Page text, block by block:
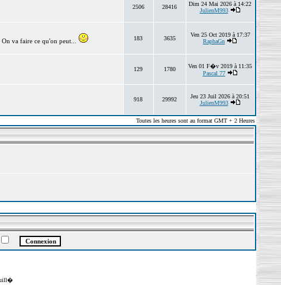
2506 28416
Dim 24 Mai 2026 à 14:22
JulienM993
va faire ce qu'on peut... 183 3635
Ven 25 Oct 2019 à 17:37
RaphaGn
129 1780
Ven 01 F�v 2019 à 11:35
Pascal 77
918 29992
Jeu 23 Juil 2026 à 20:51
JulienM993
Toutes les heures sont au format GMT + 2 Heures